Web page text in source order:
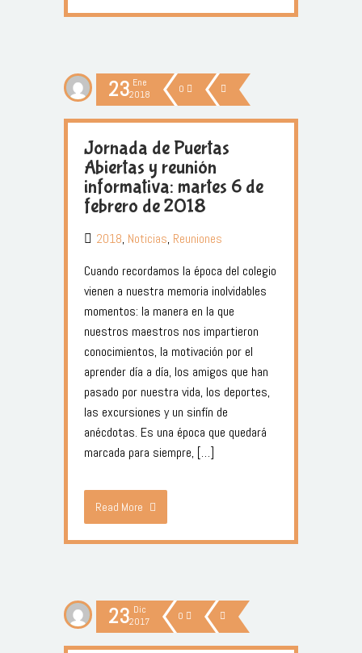
23 Ene
2018
0
Jornada de Puertas
Abiertas y reunión
informativa: martes 6 de
febrero de 2018
2018, Noticias, Reuniones
Cuando recordamos la época del colegio
vienen a nuestra memoria inolvidables
momentos: la manera en la que
nuestros maestros nos impartieron
conocimientos, la motivación por el
aprender día a día, los amigos que han
pasado por nuestra vida, los deportes,
las excursiones y un sinfín de
anécdotas. Es una época que quedará
marcada para siempre, […]
Read More
23 Dic
2017
0